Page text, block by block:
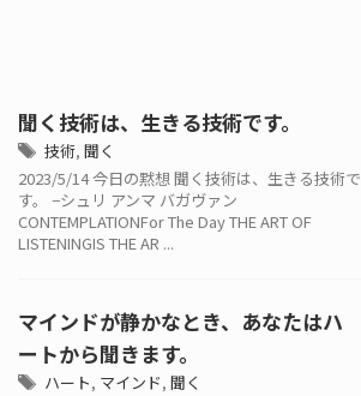
聞く技術は、生きる技術です。
技術, 聞く
2023/5/14 今日の黙想 聞く技術は、生きる技術で
す。 −シュリ アンマ バガヴァン
CONTEMPLATIONFor The Day THE ART OF
LISTENINGIS THE AR ...
マインドが静かなとき、あなたはハ
ートから聞きます。
ハート, マインド, 聞く